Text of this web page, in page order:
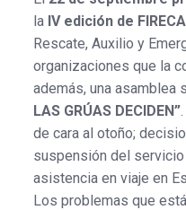
laIV edición de FIRECA
Rescate, Auxilio y
organizaciones que la
además, una asamblea
LAS GRÚAS DECIDEN”
de cara al otoño;
suspensión del
asistencia en viaje en
Los problemas que